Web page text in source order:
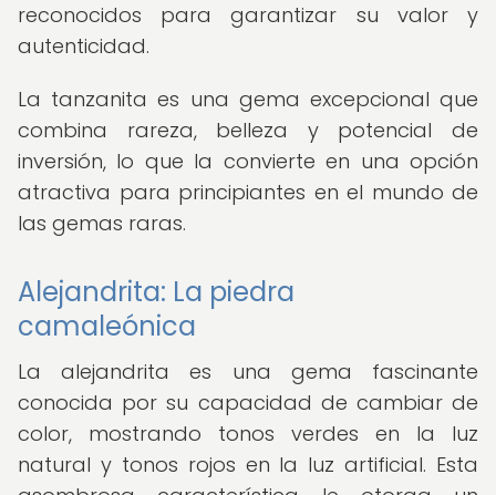
reconocidos para garantizar su valor y
autenticidad.
La tanzanita es una gema excepcional que
combina rareza, belleza y potencial de
inversión, lo que la convierte en una opción
atractiva para principiantes en el mundo de
las gemas raras.
Alejandrita: La piedra
camaleónica
La alejandrita es una gema fascinante
conocida por su capacidad de cambiar de
color, mostrando tonos verdes en la luz
natural y tonos rojos en la luz artificial. Esta